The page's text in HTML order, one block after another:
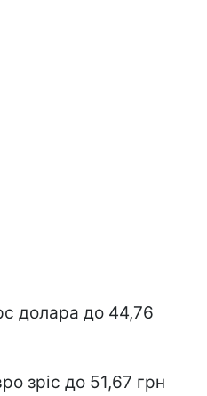
долара до 44,76
зріс до 51,67 грн